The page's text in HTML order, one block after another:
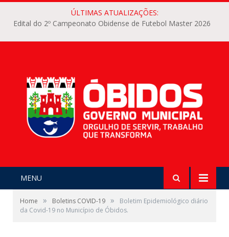
ÚLTIMAS ATUALIZAÇÕES:
Edital do 2º Campeonato Obidense de Futebol Master 2026
MENU
Home » Boletins COVID-19 »
Boletim Epidemiológico diário
da Covid-19 no Município de Óbidos.